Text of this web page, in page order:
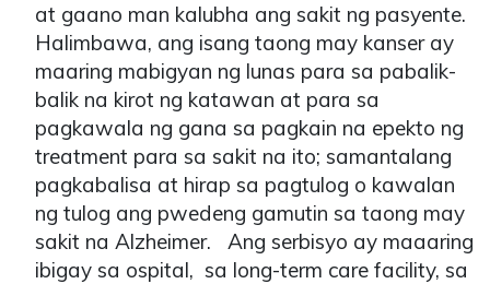
at gaano man kalubha ang sakit ng pasyente.
Halimbawa, ang isang taong may kanser ay
maaring mabigyan ng lunas para sa pabalik-
balik na kirot ng katawan at para sa
pagkawala ng gana sa pagkain na epekto ng
treatment para sa sakit na ito; samantalang
pagkabalisa at hirap sa pagtulog o kawalan
ng tulog ang pwedeng gamutin sa taong may
sakit na Alzheimer. Ang serbisyo ay maaaring
ibigay sa ospital, sa long-term care facility, sa